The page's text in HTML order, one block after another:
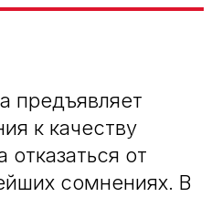
предъявляет
к качеству
отказаться от
сомнениях. В